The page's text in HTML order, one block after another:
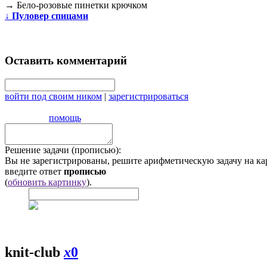
→ Бело-розовые пинетки крючком
↓ Пуловер спицами
Оставить комментарий
войти под своим ником | зарегистрироваться
помощь
Решение задачи (прописью):
Вы не зарегистрированы, решите арифметическую задачу на
введите ответ прописью
(обновить картинку).
knit-clubx0